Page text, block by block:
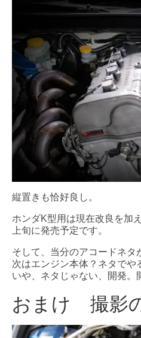
縦置きも恰好良し。
ホンダK型用は現在改良を加
上旬に発売予定です。
そして、当分のアコードネタ
次はエンジン本体？ネタで
いや、ネタじゃない、開発。
おまけ 撮影